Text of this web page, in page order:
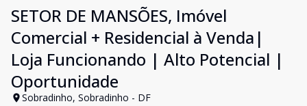
SETOR DE MANSÕES, Imóvel
Comercial + Residencial à Venda|
Loja Funcionando | Alto Potencial |
Oportunidade
Sobradinho, Sobradinho - DF